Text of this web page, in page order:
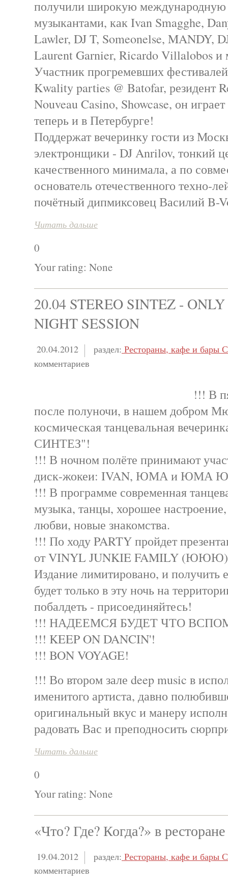
получили широкую
музыкантами, как Ivan Smagghe,
Lawler, DJ T, Someonelse, MANDY,
Laurent Garnier, Ricardo Villalobos
Участник прогремевших
Kwality parties @ Batofar, резидент
Nouveau Casino, Showcase, он
теперь и в Петербурге!
Поддержат вечеринку гости из
электронщики - DJ Anrilov, тонкий
качественного минимала, а по
основатель отечественного техно-
почётный дипмиксовец Василий B-
Читать дальше
0
Your rating: None
20.04 STEREO SINTEZ -
NIGHT SESSION
20.04.2012 раздел: Рестораны, кафе и бары
комментариев
!!! В
после полуночи, в нашем добром
космическая танцевальная
СИНТЕЗ"!
!!! В ночном полёте принимают
диск-жокеи: IVAN, ЮМА и ЮМА
!!! В программе современная
музыка, танцы, хорошее
любви, новые знакомства.
!!! По ходу PARTY пройдет
от VINYL JUNKIE FAMILY (ЮЮЮ)
Издание лимитировано, и получить
будет только в эту ночь на
побалдеть - присоединяйтесь!
!!! НАДЕЕМСЯ БУДЕТ ЧТО
!!! KEEP ON DANCIN'!
!!! BON VOYAGE!
!!! Во втором зале deep music в
именитого артиста, давно
оригинальный вкус и манеру
радовать Вас и преподносить
Читать дальше
0
Your rating: None
«Что? Где? Когда?» в
19.04.2012 раздел: Рестораны, кафе и бары
комментариев